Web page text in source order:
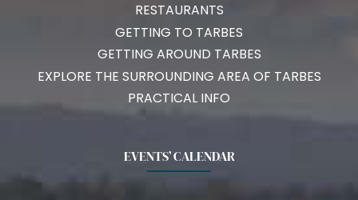
RESTAURANTS
GETTING TO TARBES
GETTING AROUND TARBES
EXPLORE THE SURROUNDING AREA OF TARBES
PRACTICAL INFO
EVENTS’ CALENDAR